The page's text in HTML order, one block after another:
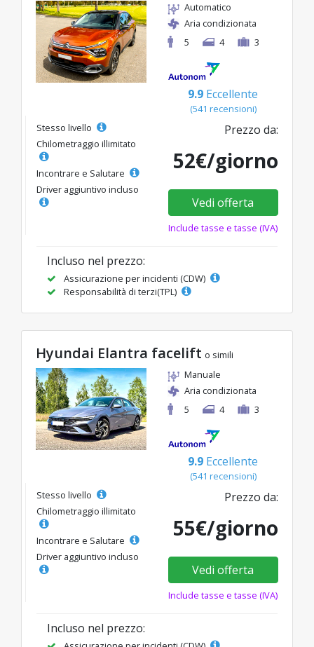
Automatico
Aria condizionata
5
4 3
9.9 Eccellente
(541 recensioni)
Stesso livello
Chilometraggio illimitato
Incontrare e Salutare
Driver aggiuntivo incluso
Prezzo da:
52€/giorno
Vedi offerta
Include tasse e tasse (IVA)
Incluso nel prezzo:
Assicurazione per incidenti (CDW)
Responsabilità di terzi(TPL)
Hyundai Elantra facelift o simili
Manuale
Aria condizionata
5
4 3
9.9 Eccellente
(541 recensioni)
Stesso livello
Chilometraggio illimitato
Incontrare e Salutare
Driver aggiuntivo incluso
Prezzo da:
55€/giorno
Vedi offerta
Include tasse e tasse (IVA)
Incluso nel prezzo: